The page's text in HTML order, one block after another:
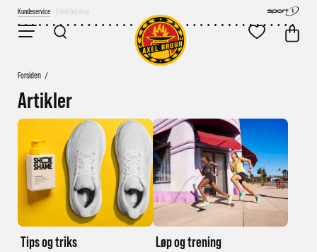
Kundeservice Fri frakt over 2000,-
Forsiden /
Artikler
Tips og triks Løp og trening